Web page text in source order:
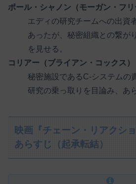
ポール・シャノン（モーガン・フリ
エディの研究チームへの出資
あったが、秘密組織との繋が
を見せる。
コリアー（ブライアン・コックス）
秘密施設であるC-システムの
研究の乗っ取りを目論み、あ
映画『チェーン・リアクシ
あらすじ（起承転結）